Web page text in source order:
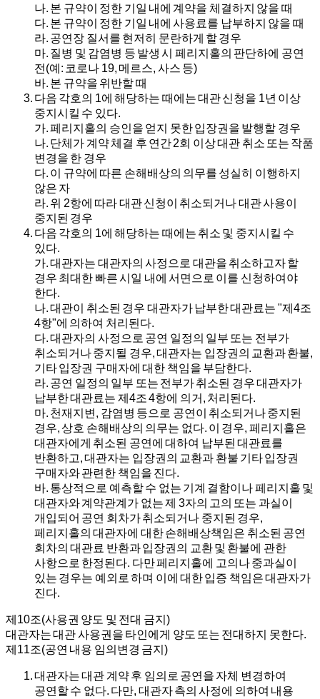
나. 본 규약이 정한 기일 내에 계약을 체결하지 않을 때
다. 본 규약이 정한 기일 내에 사용료를 납부하지 않을 때
라. 공연장 질서를 현저히 문란하게 할 경우
마. 질병 및 감염병 등 발생 시 페리지홀의 판단하에 공연
전(예: 코로나 19, 메르스, 사스 등)
바. 본 규약을 위반할 때
다음 각호의 1에 해당하는 때에는 대관 신청을 1년 이상
중지시킬 수 있다.
가.페리지홀의 승인을 얻지 못한 입장권을 발행할 경우
나. 단체가 계약 체결 후 연간 2회 이상 대관 취소 또는 작품
변경을 한 경우
다. 이 규약에 따른 손해배상의 의무를 성실히 이행하지
않은 자
라. 위 2항에 따라 대관 신청이 취소되거나 대관 사용이
중지된 경우
다음 각호의 1에 해당하는 때에는 취소 및 중지시킬 수
있다.
가.대관자는 대관자의 사정으로 대관을 취소하고자 할
경우 최대한 빠른 시일 내에 서면으로 이를 신청하여야
한다.
나.대관이 취소된 경우 대관자가 납부한 대관료는 "제4조
4항"에 의하여 처리된다.
다.대관자의 사정으로 공연 일정의 일부 또는 전부가
취소되거나 중지될 경우, 대관자는 입장권의 교환과 환불,
기타 입장권 구매자에 대한 책임을 부담한다.
라. 공연 일정의 일부 또는 전부가 취소된 경우 대관자가
납부한 대관료는 제4조 4항에 의거, 처리된다.
마. 천재지변, 감염병 등으로 공연이 취소되거나 중지된
경우, 상호 손해배상의 의무는 없다. 이 경우, 페리지홀은
대관자에게 취소된 공연에 대하여 납부된 대관료를
반환하고, 대관자는 입장권의 교환과 환불 기타 입장권
구매자와 관련한 책임을 진다.
바. 통상적으로 예측할 수 없는 기계 결함이나 페리지홀 및
대관자와 계약관계가 없는 제 3자의 고의 또는 과실이
개입되어 공연 회차가 취소되거나 중지된 경우,
페리지홀의 대관자에 대한 손해배상책임은 취소된 공연
회차의 대관료 반환과 입장권의 교환 및 환불에 관한
사항으로 한정된다. 다만 페리지홀에 고의나 중과실이
있는 경우는 예외로 하며 이에 대한 입증 책임은 대관자가
진다.
제10조(사용권 양도 및 전대 금지)
대관자는 대관 사용권을 타인에게 양도 또는 전대하지 못한다.
제11조(공연 내용 임의변경 금지)
대관자는 대관 계약 후 임의로 공연을 자체 변경하여
공연할 수 없다. 다만, 대관자 측의 사정에 의하여 내용